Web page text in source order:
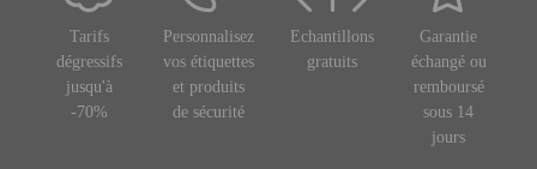
Tarifs
dégressifs
jusqu'à
-70%
Personnalisez
vos étiquettes
et produits
de sécurité
Echantillons
gratuits
Garantie
échangé ou
remboursé
sous 14
jours